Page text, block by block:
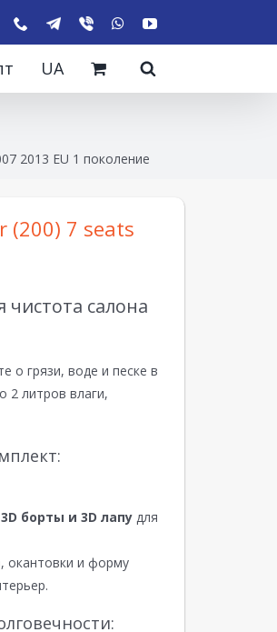
UA
2013 EU 1 поколение
(200) 7 seats
салона
о грязи, воде и песке в
2 литров влаги,
борты и 3D лапу для
окантовки и форму